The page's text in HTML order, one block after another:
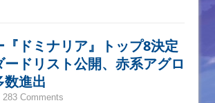
『ドミナリア』トップ8決定
ードリスト公開、赤系アグロ
進出
Comments